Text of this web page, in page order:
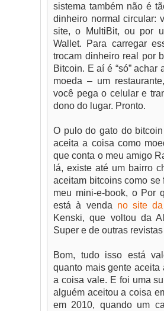
sistema também não é
dinheiro normal circular:
site, o MultiBit, ou por
Wallet. Para carregar
trocam dinheiro real por
Bitcoin. E aí é “só”
moeda – um
você pega o celular e
dono do lugar. Pronto.
O pulo do gato do
aceita a coisa como
que conta o meu amigo
lá, existe até um bairro
aceitam bitcoins como se
meu mini-e-book, o Por
está à venda no site
Kenski, que voltou da
Super e de outras
Bom, tudo isso está
quanto mais gente
a coisa vale. E foi uma
alguém aceitou a coisa
em 2010, quando um